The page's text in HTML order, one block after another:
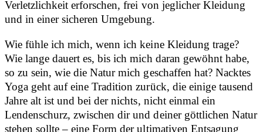
Verletzlichkeit erforschen, frei von jeglicher Kleidung
und in einer sicheren Umgebung.
Wie fühle ich mich, wenn ich keine Kleidung trage?
Wie lange dauert es, bis ich mich daran gewöhnt habe,
so zu sein, wie die Natur mich geschaffen hat? Nacktes
Yoga geht auf eine Tradition zurück, die einige tausend
Jahre alt ist und bei der nichts, nicht einmal ein
Lendenschurz, zwischen dir und deiner göttlichen Natur
stehen sollte – eine Form der ultimativen Entsagung